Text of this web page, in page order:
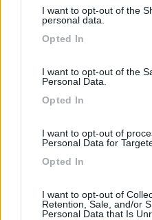
not limited to your visit or
grant or deny consent to
use your data for below
I want to opt-out of the
personal data.
Opted In
I want to opt-out of the
Personal Data.
Opted In
I want to opt-out of
Personal Data for
Opted In
I want to opt-out of
Retention, Sale, and/or
Personal Data that Is
Uno dei motivi per cui sto in attesa
che le cose tornino normali,
neanche ti rispondono
Purtroppo questa e' la
poi magari rompe sempre le
Da qualche parte ho letto che
vendono ad un + 3.000 €